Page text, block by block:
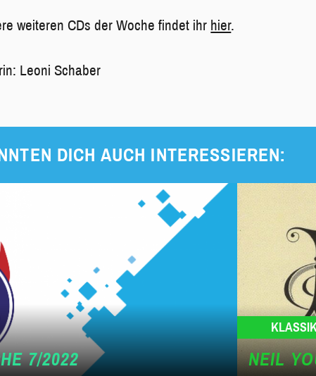
weiteren CDs der Woche findet ihr hier.
Leoni Schaber
DICH AUCH INTERESSIEREN:
7/2022 NEIL